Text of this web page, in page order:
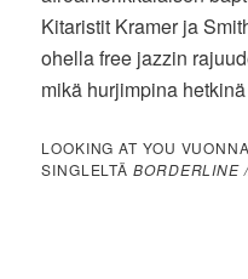
Kitaristit Kramer ja
ohella free jazzin
mikä hurjimpina
LOOKING AT YOU
SINGLELTÄBORDERLINE